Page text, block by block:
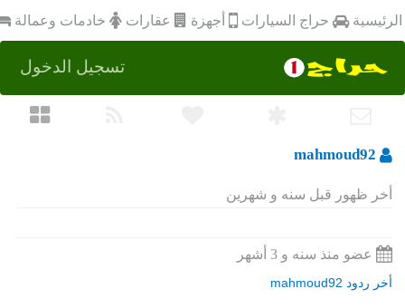
الرئيسية حراج السيارات أجهزة عقارات خادمات وعمالة
تسجيل الدخول
mahmoud92
أخر ظهور قبل سنه و شهرين
عضو منذ سنه و 3 أشهر
أخر ردود mahmoud92